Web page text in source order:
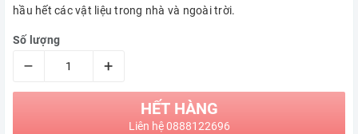
hầu hết các vật liệu trong nhà và ngoài trời.
Số lượng
– +
HẾT HÀNG
Liên hệ 0888122696